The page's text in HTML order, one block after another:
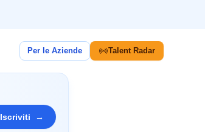
Per le Aziende Talent Radar
Iscriviti →